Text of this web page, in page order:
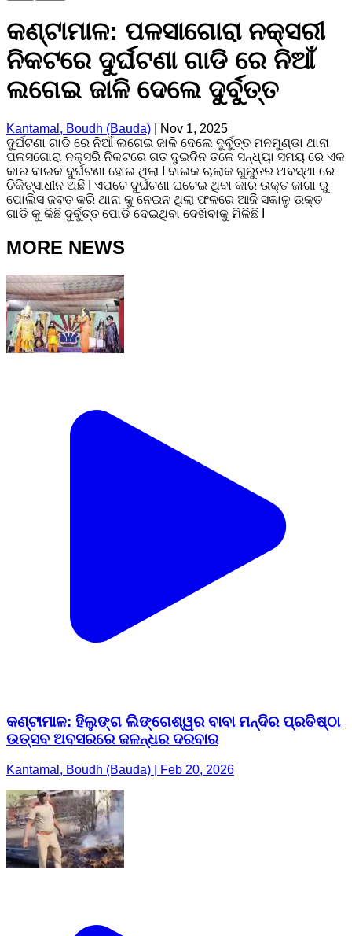
କଣ୍ଟାମାଳ: ପଳସାଗୋରା ନକ୍ସରୀ
ନିକଟରେ ଦୁର୍ଘଟଣା ଗାଡି ରେ ନିଆଁ
ଲଗେଇ ଜାଳି ଦେଲେ ଦୁର୍ବୁତ୍ତ
Kantamal, Boudh (Bauda)
Nov 1, 2025
ଦୁର୍ଘଟଣା ଗାଡି ରେ ନିଆଁ ଲଗେଇ ଜାଳି ଦେଲେ ଦୁର୍ବୁତ୍ତ ମନମୁଣ୍ଡା ଥାନା
ପଳସଗୋରା ନକ୍ସରି ନିକଟରେ ଗତ ଦୁଇଦିନ ତଳେ ସନ୍ଧ୍ୟା ସମୟ ରେ ଏକ
କାର ବାଇକ ଦୁର୍ଘଟଣା ହୋଇ ଥିଲା I ବାଇକ ଚାଲାକ ଗୁରୁତର ଅବସ୍ଥା ରେ
ଚିକିତ୍ସାଧୀନ ଅଛି I ଏପଟେ ଦୁର୍ଘଟଣା ଘଟେଇ ଥିବା କାର ଉକ୍ତ ଜାଗା ରୁ
ପୋଲିସ ଜବତ କରି ଥାନା କୁ ନେଇନ ଥିଲା ଫଳରେ ଆଜି ସକାଳୁ ଉକ୍ତ
ଗାଡି କୁ କିଛି ଦୁର୍ବୁତ୍ତ ପୋଡି ଦେଇଥିବା ଦେଖିବାକୁ ମିଳିଛି I
MORE NEWS
କଣ୍ଟାମାଳ: ହିଲୁଙ୍ଗ ଲିଙ୍ଗେଶ୍ୱର ବାବା ମନ୍ଦିର ପ୍ରତିଷ୍ଠା
ଉତ୍ସବ ଅବସରରେ ଜଳନ୍ଧର ଦରବାର
Kantamal, Boudh (Bauda) | Feb 20, 2026